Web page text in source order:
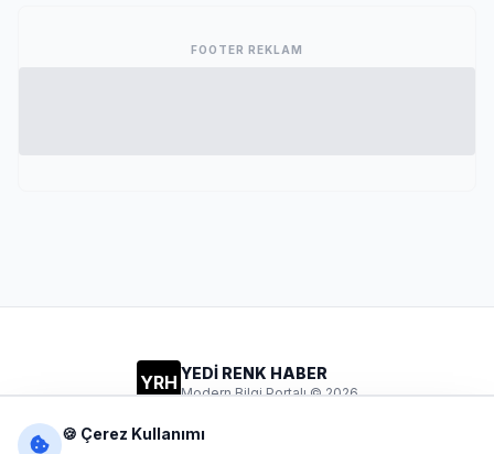
FOOTER REKLAM
YRH YEDİ RENK HABER
Modern Bilgi Portalı © 2026
🍪 Çerez Kullanımı